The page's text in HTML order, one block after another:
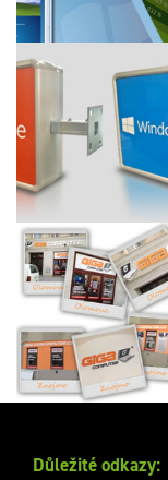
Nový branding
světelné reklamy
Office 2013 a
Značení poboček
GIGACOMPUTER,
Důležité odkazy: